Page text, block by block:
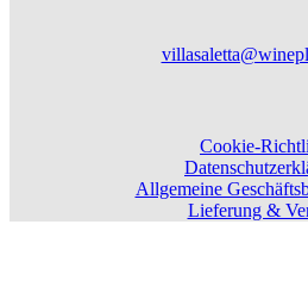
Cookie-
Allgemeine
Lieferung &